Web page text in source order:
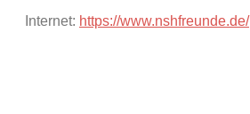
Internet: https://www.nshfreunde.de/